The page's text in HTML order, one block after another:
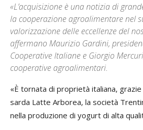
«L’acquisizione è una notizia di
la cooperazione agroalimentare nel
valorizzazione delle eccellenze del
affermano Maurizio Gardini,
Cooperative Italiane e Giorgio
cooperative agroalimentari.
«È tornata di proprietà italiana,
sarda Latte Arborea, la società
nella produzione di yogurt di alta